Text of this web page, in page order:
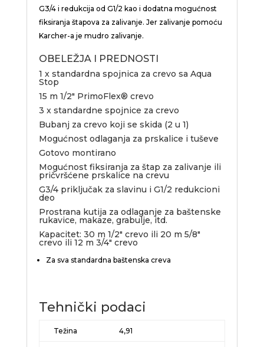
G3/4 i redukcija od G1/2 kao i dodatna mogućnost
fiksiranja štapova za zalivanje. Jer zalivanje pomoću
Karcher-a je mudro zalivanje.
OBELEŽJA I PREDNOSTI
1 x standardna spojnica za crevo sa Aqua
Stop
15 m 1/2″ PrimoFlex® crevo
3 x standardne spojnice za crevo
Bubanj za crevo koji se skida (2 u 1)
Mogućnost odlaganja za prskalice i tuševe
Gotovo montirano
Mogućnost fiksiranja za štap za zalivanje ili
pričvršćene prskalice na crevu
G3/4 priključak za slavinu i G1/2 redukcioni
deo
Prostrana kutija za odlaganje za baštenske
rukavice, makaze, grabulje, itd.
Kapacitet: 30 m 1/2″ crevo ili 20 m 5/8″
crevo ili 12 m 3/4″ crevo
Za sva standardna baštenska creva
Tehnički podaci
Težina 4,91